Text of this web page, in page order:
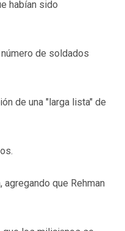
habían sido
de soldados
de una "larga lista" de
que Rehman